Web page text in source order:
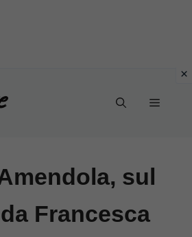
Menu
sul
Francesca